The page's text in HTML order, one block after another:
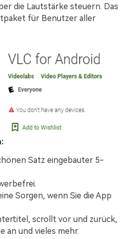
die Lautstärke steuern. Das
für Benutzer aller
Satz eingebauter 5-
Sorgen, wenn Sie die App
scrollt vor und zurück,
an und vieles mehr.